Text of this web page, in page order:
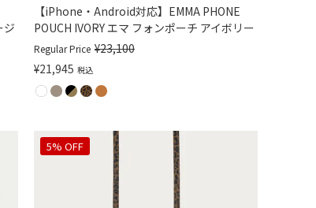
ジ
【iPhone・Android対応】EMMA PHONE
POUCH IVORY エマ フォンポーチ アイボリー
Regular Price ¥23,100
¥21,945 税込
5% OFF